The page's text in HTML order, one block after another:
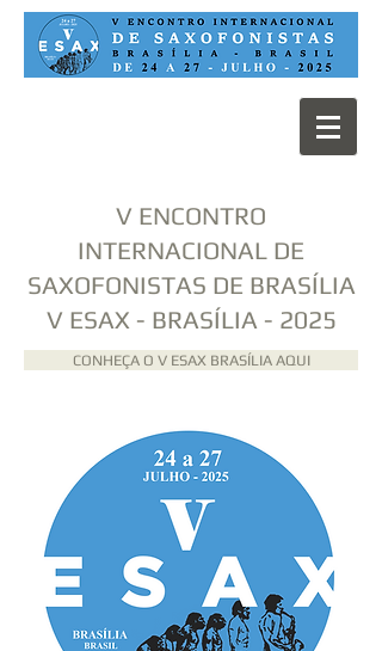
V ENCONTRO
INTERNACIONAL DE
SAXOFONISTAS DE BRASÍLIA
V ESAX - BRASÍLIA - 2025
CONHEÇA O V ESAX BRASÍLIA AQUI